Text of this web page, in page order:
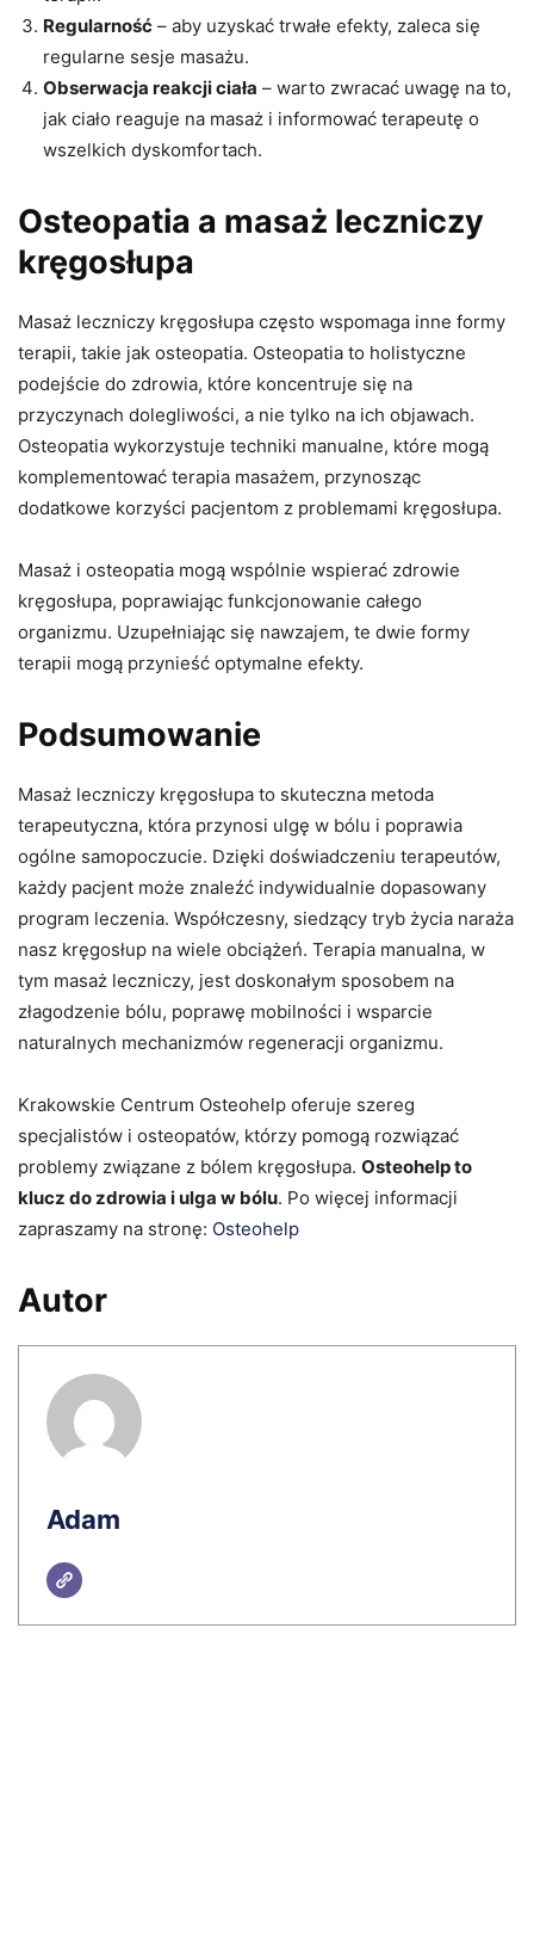
Regularność – aby uzyskać trwałe efekty, zaleca się
regularne sesje masażu.
Obserwacja reakcji ciała – warto zwracać uwagę na to,
jak ciało reaguje na masaż i informować terapeutę o
wszelkich dyskomfortach.
Osteopatia a masaż leczniczy
kręgosłupa
Masaż leczniczy kręgosłupa często wspomaga inne formy
terapii, takie jak osteopatia. Osteopatia to holistyczne
podejście do zdrowia, które koncentruje się na
przyczynach dolegliwości, a nie tylko na ich objawach.
Osteopatia wykorzystuje techniki manualne, które mogą
komplementować terapia masażem, przynosząc
dodatkowe korzyści pacjentom z problemami kręgosłupa.
Masaż i osteopatia mogą wspólnie wspierać zdrowie
kręgosłupa, poprawiając funkcjonowanie całego
organizmu. Uzupełniając się nawzajem, te dwie formy
terapii mogą przynieść optymalne efekty.
Podsumowanie
Masaż leczniczy kręgosłupa to skuteczna metoda
terapeutyczna, która przynosi ulgę w bólu i poprawia
ogólne samopoczucie. Dzięki doświadczeniu terapeutów,
każdy pacjent może znaleźć indywidualnie dopasowany
program leczenia. Współczesny, siedzący tryb życia naraża
nasz kręgosłup na wiele obciążeń. Terapia manualna, w
tym masaż leczniczy, jest doskonałym sposobem na
złagodzenie bólu, poprawę mobilności i wsparcie
naturalnych mechanizmów regeneracji organizmu.
Krakowskie Centrum Osteohelp oferuje szereg
specjalistów i osteopatów, którzy pomogą rozwiązać
problemy związane z bólem kręgosłupa. Osteohelp to
klucz do zdrowia i ulga w bólu. Po więcej informacji
zapraszamy na stronę: Osteohelp
Autor
Adam